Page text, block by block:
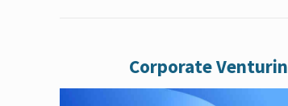
Corporate